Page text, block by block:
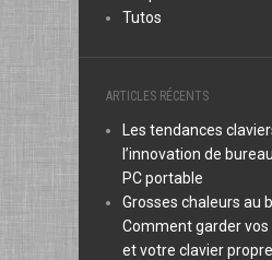
Tutos
ARTICLES RÉCENTS
Les tendances
l’innovation de
PC portable
Grosses chaleurs au
Comment garder
et votre clavier